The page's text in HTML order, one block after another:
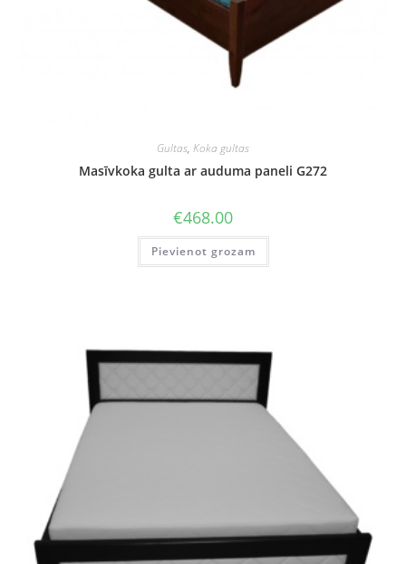
Gultas, Koka gultas
Masīvkoka gulta ar auduma paneli G272
€468.00
Pievienot grozam